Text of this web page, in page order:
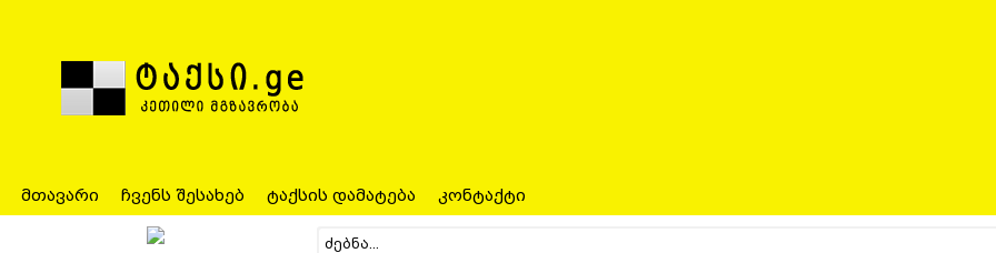
მთავარი ჩვენს შესახებ ტაქსის დამატება კონტაქტი